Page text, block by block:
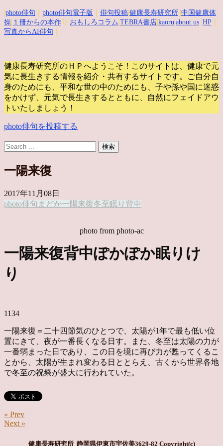
photo俳句 photo俳句電子版 俳句投稿 健康長寿研究所 中国健康体
操 １冊からの本作 り| おもしろコラム TEBRA書店 kaoru |about us HP
写真からAI俳句
健康長寿研究所のＨＰへようこそ！このサイトは、健康で元
気に長生きする情報を紹介・共有するサイトです。
ご自分自
身のためにも、平和な世の中のためにも、子や孫や国に迷惑
をかけず、元気で長生きするとともに、自然にフェイドアウ
トいたしましょう！
photo俳句を投稿する
一陽来復
2017年11月08日
photo俳句 まどか一陽来復冬至眠り 背中
photo from photo-ac
一陽来復背中ぽかぽか眠りけ
り
1134
一陽来復＝二十四節気のひとつで、太陽が1年で最も低い位
置にきて、夜が一番長くなる日す。また、冬至は太陽の力が
一番弱まった日であり、この日を境に再び力が甦ってくるこ
とから、太陽が生まれ変わる日ととらえ、古くから世界各地
で冬至の祝祭が盛大に行われていた。
« Prev
Next »
健康長寿研究所 静岡県伊東市宇佐美3629-82 Copyright(c)